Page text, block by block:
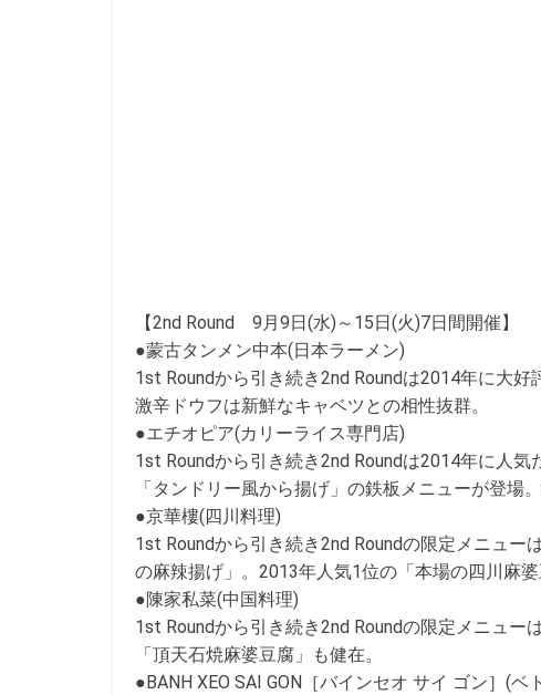
【2nd Round 9月9日(水)～15日(火)7日間開催】
●蒙古タンメン中本(日本ラーメン)
1st Roundから引き続き2nd Roundは2014年に大
激辛ドウフは新鮮なキャベツとの相性抜群。
●エチオピア(カリーライス専門店)
1st Roundから引き続き2nd Roundは2014年に人
「タンドリー風から揚げ」の鉄板メニューが登場
●京華樓(四川料理)
1st Roundから引き続き2nd Roundの限定メニュ
の麻辣揚げ」。2013年人気1位の「本場の四川麻婆
●陳家私菜(中国料理)
1st Roundから引き続き2nd Roundの限定メニュ
「頂天石焼麻婆豆腐」も健在。
●BANH XEO SAI GON［バインセオ サイ ゴン］(ベ